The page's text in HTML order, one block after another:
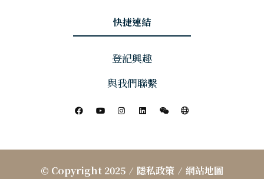
快捷連結
登記興趣
與我們聯繫
© Copyright 2025 隱私政策 網站地圖